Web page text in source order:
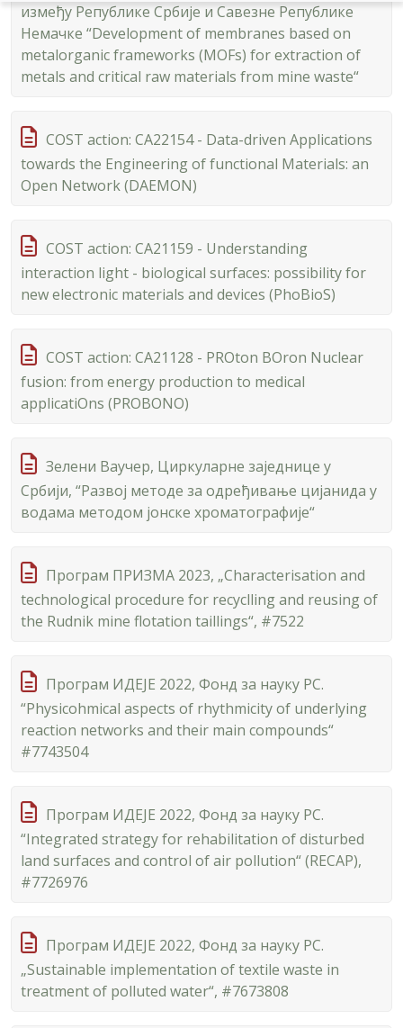
између Републике Србије и Савезне Републике
Немачке “Development of membranes based on
metalorganic frameworks (MOFs) for extraction of
metals and critical raw materials from mine waste“
COST action: CA22154 - Data-driven Applications
towards the Engineering of functional Materials: an
Open Network (DAEMON)
COST action: CA21159 - Understanding
interaction light - biological surfaces: possibility for
new electronic materials and devices (PhoBioS)
COST action: CA21128 - PROton BOron Nuclear
fusion: from energy production to medical
applicatiOns (PROBONO)
Зелени Ваучер, Циркуларне заједнице у
Србији, “Развој методе за одређивање цијанида у
водама методом јонске хроматографије“
Програм ПРИЗМА 2023, „Characterisation and
technological procedure for recyclling and reusing of
the Rudnik mine flotation taillings“, #7522
Програм ИДЕЈЕ 2022, Фонд за науку РС.
“Physicohmical aspects of rhythmicity of underlying
reaction networks and their main compounds“
#7743504
Програм ИДЕЈЕ 2022, Фонд за науку РС.
“Integrated strategy for rehabilitation of disturbed
land surfaces and control of air pollution“ (RECAP),
#7726976
Програм ИДЕЈЕ 2022, Фонд за науку РС.
„Sustainable implementation of textile waste in
treatment of polluted water“, #7673808